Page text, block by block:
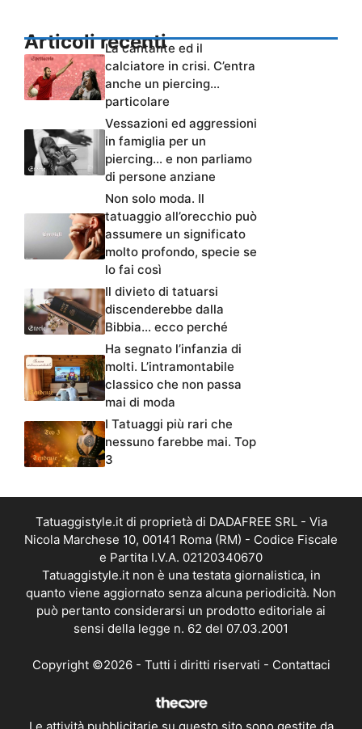
Articoli recenti
La cantante ed il
calciatore in crisi. C’entra
anche un piercing…
particolare
Vessazioni ed aggressioni
in famiglia per un
piercing… e non parliamo
di persone anziane
Non solo moda. Il
tatuaggio all’orecchio può
assumere un significato
molto profondo, specie se
lo fai così
Il divieto di tatuarsi
discenderebbe dalla
Bibbia… ecco perché
Ha segnato l’infanzia di
molti. L’intramontabile
classico che non passa
mai di moda
I Tatuaggi più rari che
nessuno farebbe mai. Top
3
Tatuaggistyle.it di proprietà di DADAFREE SRL - Via
Nicola Marchese 10, 00141 Roma (RM) - Codice Fiscale
e Partita I.V.A. 02120340670
Tatuaggistyle.it non è una testata giornalistica, in
quanto viene aggiornato senza alcuna periodicità. Non
può pertanto considerarsi un prodotto editoriale ai
sensi della legge n. 62 del 07.03.2001
Copyright ©2026 - Tutti i diritti riservati - Contattaci